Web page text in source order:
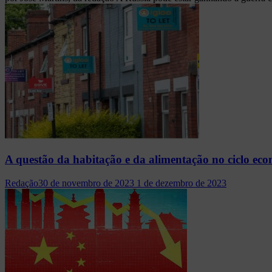
A questão da habitação e da alimentação no ciclo
Redação30 de novembro de 2023 1 de dezembro de 2023